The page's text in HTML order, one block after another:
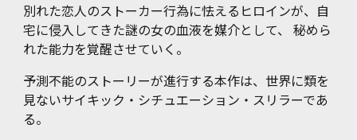
別れた恋人のストーカー行為に怯えるヒロインが、自
宅に侵入してきた謎の女の血液を媒介として、 秘めら
れた能力を覚醒させていく。
予測不能のストーリーが進行する本作は、世界に類を
見ないサイキック・シチュエーション・スリラーであ
る。